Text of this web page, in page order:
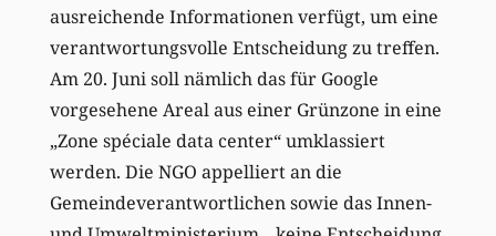
ausreichende Informationen verfügt, um eine
verantwortungsvolle Entscheidung zu treffen.
Am 20. Juni soll nämlich das für Google
vorgesehene Areal aus einer Grünzone in eine
„Zone spéciale data center“ umklassiert
werden. Die NGO appelliert an die
Gemeindeverantwortlichen sowie das Innen-